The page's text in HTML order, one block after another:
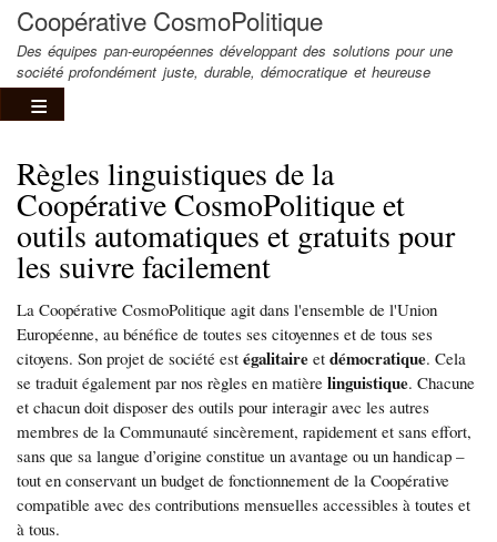
Coopérative CosmoPolitique
Des équipes pan-européennes développant des solutions pour une
société profondément juste, durable, démocratique et heureuse
Règles linguistiques de la
Coopérative CosmoPolitique et
outils automatiques et gratuits pour
les suivre facilement
La Coopérative CosmoPolitique agit dans l'ensemble de l'Union
Européenne, au bénéfice de toutes ses citoyennes et de tous ses
citoyens. Son projet de société est égalitaire et démocratique. Cela
se traduit également par nos règles en matière linguistique. Chacune
et chacun doit disposer des outils pour interagir avec les autres
membres de la Communauté sincèrement, rapidement et sans effort,
sans que sa langue d’origine constitue un avantage ou un handicap –
tout en conservant un budget de fonctionnement de la Coopérative
compatible avec des contributions mensuelles accessibles à toutes et
à tous.